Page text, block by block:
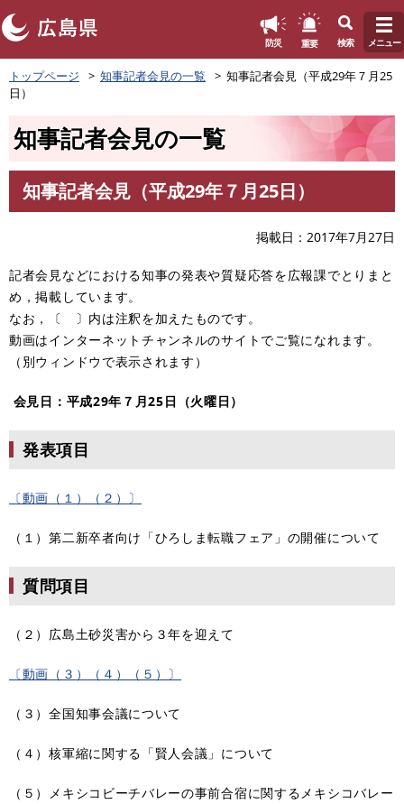
ペ
ー
ジ
。
防災 重要 検索 メニュー
トップページ 知事記者会見の一覧
知事記者会見（平成29年７月25
日）
知事記者会見の一覧
文
知事記者会見（平成29年７月25日）
掲載日 2017年7月27日
記者会見などにおける知事の発表や質疑応答を広報課でとりまと
め，掲載しています。
なお，〔 〕内は注釈を加えたものです。
動画はインターネットチャンネルのサイトでご覧になれます。
（別ウィンドウで表示されます）
会見日：平成29年７月25日（火曜日）
発表項目
〔動画（１）（２）〕
（１）第二新卒者向け「ひろしま転職フェア」の開催について
質問項目
（２）広島土砂災害から３年を迎えて
〔動画（３）（４）（５）〕
（３）全国知事会議について
（４）核軍縮に関する「賢人会議」について
（５）メキシコビーチバレーの事前合宿に関するメキシコバレー